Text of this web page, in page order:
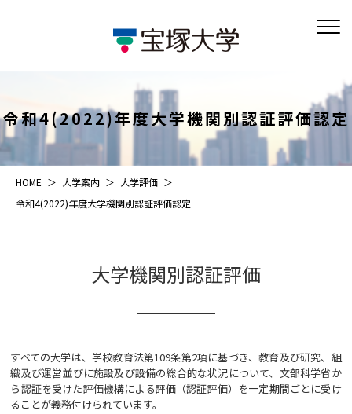
令和4(2022)年度大学機関別認証評価認定
HOME 大学案内
大学評価
令和4(2022)年度大学機関別認証評価認定
大学機関別認証評価
すべての大学は、学校教育法第109条第2項に基づき、教育及び研究、組
織及び運営並びに施設及び設備の総合的な状況について、文部科学省か
ら認証を受けた評価機構による評価（認証評価）を一定期間ごとに受け
ることが義務付けられています。